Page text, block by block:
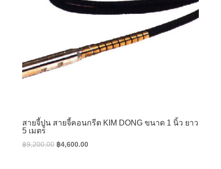
สายจี้ปูน สายจี้คอนกรีต KIM DONG ขนาด 1 นิ้ว ยาว
5 เมตร
฿9,200.00 Original
฿4,600.00Current